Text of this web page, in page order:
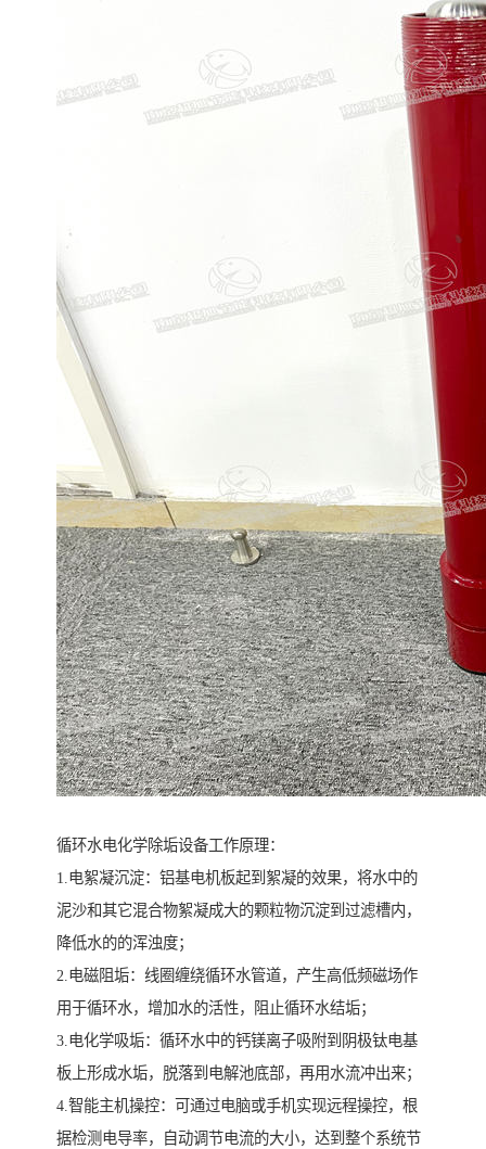
循环水电化学除垢设备工作原理：
1.电絮凝沉淀：铝基电机板起到絮凝的效果，将水中的
泥沙和其它混合物絮凝成大的颗粒物沉淀到过滤槽内，
降低水的的浑浊度；
2.电磁阻垢：线圈缠绕循环水管道，产生高低频磁场作
用于循环水，增加水的活性，阻止循环水结垢；
3.电化学吸垢：循环水中的钙镁离子吸附到阴极钛电基
板上形成水垢，脱落到电解池底部，再用水流冲出来；
4.智能主机操控：可通过电脑或手机实现远程操控，根
据检测电导率，自动调节电流的大小，达到整个系统节